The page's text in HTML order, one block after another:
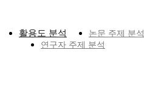
활용도 분석
논문 주제 분석
연구자 주제 분석